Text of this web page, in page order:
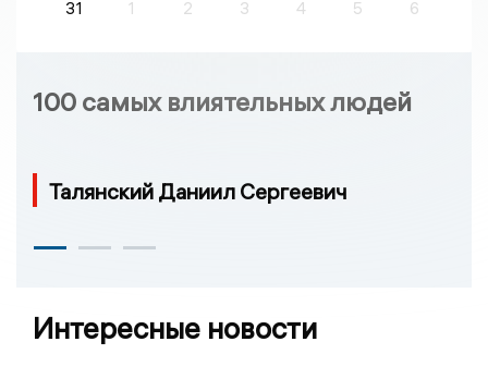
31 1 2 3 4 5 6
100 самых влиятельных людей
Талянский Даниил Сергеевич
Интересные новости